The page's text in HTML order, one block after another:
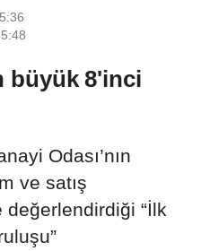
büyük 8'inci
Odası’nın
ve satış
değerlendirdiği “İlk